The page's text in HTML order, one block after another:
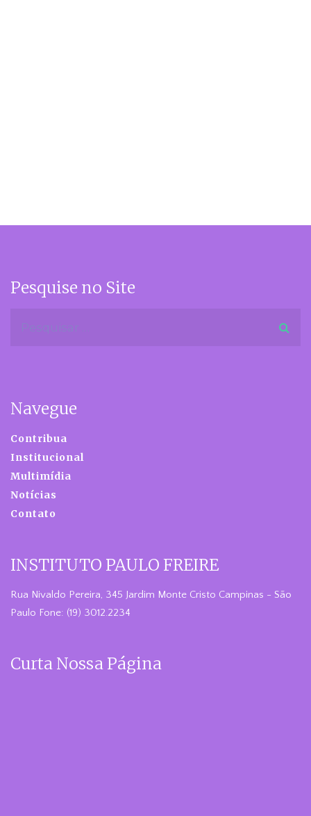
Pesquise no Site
Navegue
Contribua
Institucional
Multimídia
Notícias
Contato
INSTITUTO PAULO FREIRE
Rua Nivaldo Pereira, 345 Jardim Monte Cristo Campinas - São
Paulo Fone: (19) 3012.2234
Curta Nossa Página